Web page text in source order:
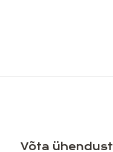
Võta ühendust